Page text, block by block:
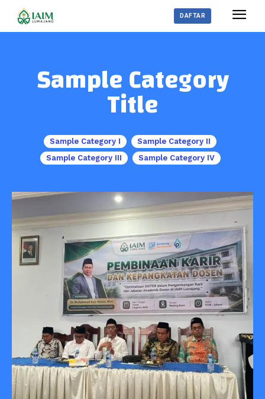
DAFTAR
Sample Category
Title
Sample Category I
Sample Category II
Sample Category III
Sample Category IV